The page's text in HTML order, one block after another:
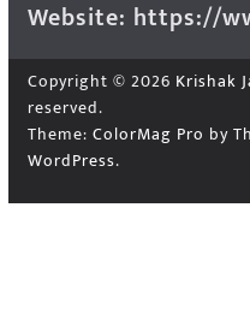
Website: https://
Copyright © 2026 Krishak
reserved.
Theme: ColorMag Pro by
WordPress.